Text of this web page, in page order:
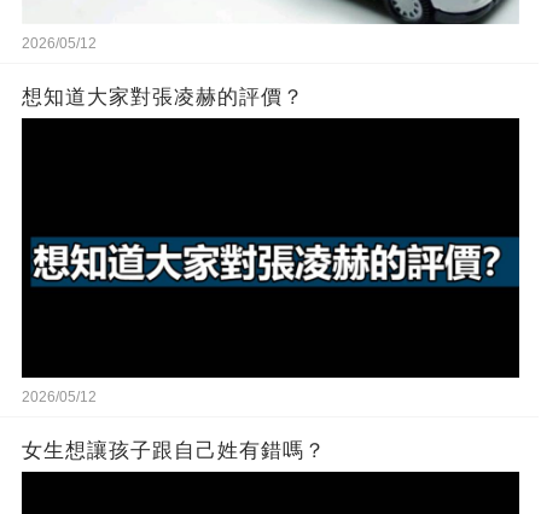
2026/05/12
想知道大家對張凌赫的評價？
2026/05/12
女生想讓孩子跟自己姓有錯嗎？